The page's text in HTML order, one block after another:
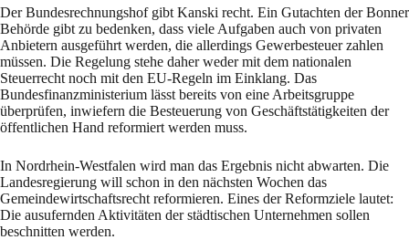
Der Bundesrechnungshof gibt Kanski recht. Ein Gutachten der Bonner
Behörde gibt zu bedenken, dass viele Aufgaben auch von privaten
Anbietern ausgeführt werden, die allerdings Gewerbesteuer zahlen
müssen. Die Regelung stehe daher weder mit dem nationalen
Steuerrecht noch mit den EU-Regeln im Einklang. Das
Bundesfinanzministerium lässt bereits von eine Arbeitsgruppe
überprüfen, inwiefern die Besteuerung von Geschäftstätigkeiten der
öffentlichen Hand reformiert werden muss.
In Nordrhein-Westfalen wird man das Ergebnis nicht abwarten. Die
Landesregierung will schon in den nächsten Wochen das
Gemeindewirtschaftsrecht reformieren. Eines der Reformziele lautet:
Die ausufernden Aktivitäten der städtischen Unternehmen sollen
beschnitten werden.